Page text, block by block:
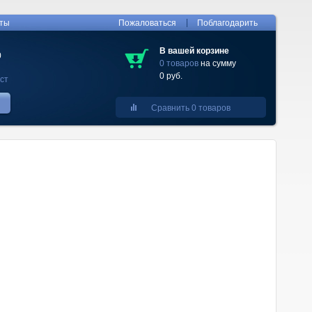
Пожаловаться Поблагодарить
В вашей корзине
0 товаров на сумму
0 руб.
Сравнить 0 товаров